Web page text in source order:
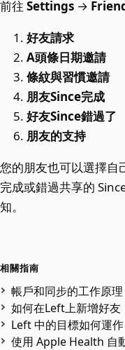
前往 Settings →
好友請求
A頭條日期邀請
條紋與習慣邀請
朋友Since完成
好友Since錯過了
朋友的支持
您的朋友也可以選擇自
完成或錯過共享的
知。
相關指南
帳戶和同步的工作原理
如何在Left上新增好友
Left 中的目標如何運作
使用 Apple Health 自